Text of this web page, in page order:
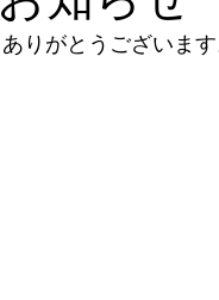
りがとうございま